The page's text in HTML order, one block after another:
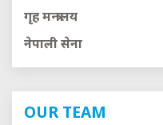
गृह मन्त्रालय
नेपाली सेना
OUR TEAM